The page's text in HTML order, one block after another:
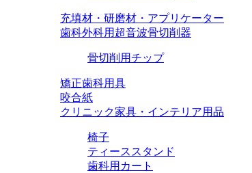
充填材・研磨材・アプリケーター
歯科外科用超音波骨切削器
骨切削用チップ
矯正歯科用具
咬合紙
クリニック家具・インテリア用品
椅子
ティーススタンド
歯科用カート